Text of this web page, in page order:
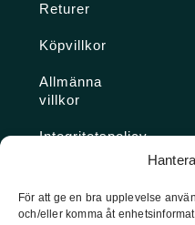
För att ge en bra upplevelse
och/eller komma åt
Returer
Köpvillkor
Allmänna
villkor
Integritetspolicy